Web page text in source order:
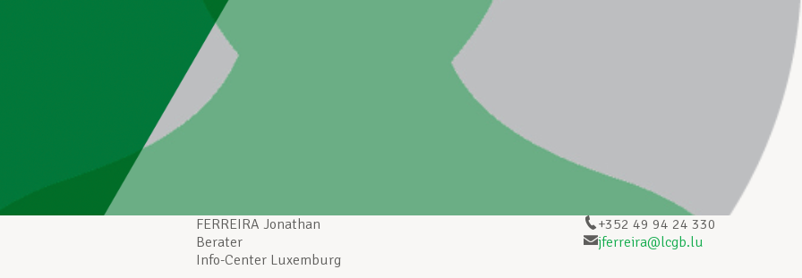
FERREIRA Jonathan
Berater
Info-Center Luxemburg
+352 49 94 24 330
jferreira@lcgb.lu